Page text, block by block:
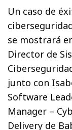
Un caso de
se mostrará
Director de
junto con
Software
Manager –
Delivery de